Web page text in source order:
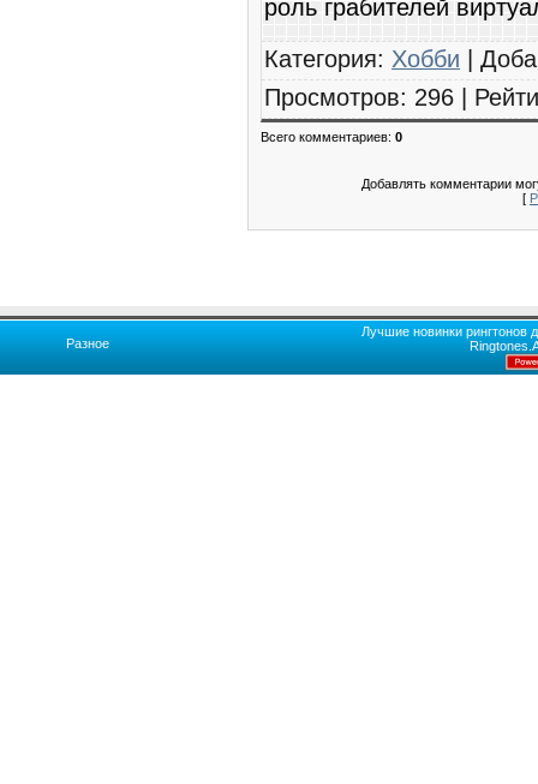
роль грабителей
Категория: Хобби |
Просмотров: 296 |
Всего комментариев: 0
Добавлять комментарии
[
Разное
Лучшие новинки рингтонов